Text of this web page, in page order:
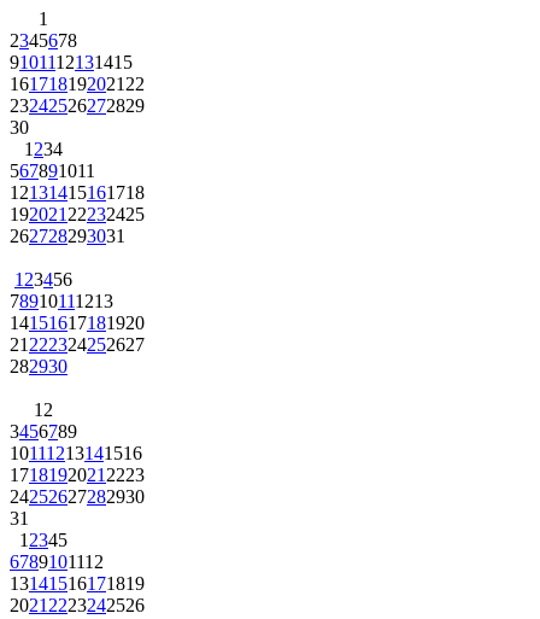
1
2345678
9101112131415
161718192021 22
23242526272829
30
1 234
567891011
12131415161718
192021 22232425
262728293031
1 23456
78910111213
14151617181920
21 222324252627
282930
1 2
3456789
10111213141516
1718192021 2223
24252627282930
31
1 2345
6789101112
13141516171819
2021 2223242526